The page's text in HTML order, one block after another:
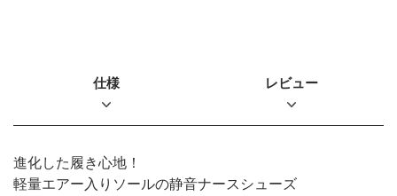
仕様 レビュー
進化した履き心地！
軽量エアー入りソールの静音ナースシューズ